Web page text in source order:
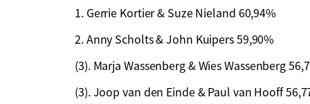
1. Gerrie Kortier & Suze Nieland 60,94%
2. Anny Scholts & John Kuipers 59,90%
(3). Marja Wassenberg & Wies Wassenberg
(3). Joop van den Einde & Paul van Hooff